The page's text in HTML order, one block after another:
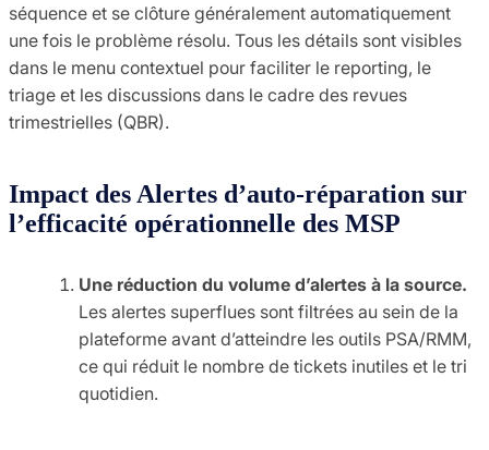
séquence et se clôture généralement automatiquement
une fois le problème résolu. Tous les détails sont visibles
dans le menu contextuel pour faciliter le reporting, le
triage et les discussions dans le cadre des revues
trimestrielles (QBR).
Impact des Alertes d’auto-réparation sur
l’efficacité opérationnelle des MSP
Une réduction du volume d’alertes à la source.
Les alertes superflues sont filtrées au sein de la
plateforme avant d’atteindre les outils PSA/RMM,
ce qui réduit le nombre de tickets inutiles et le tri
quotidien.